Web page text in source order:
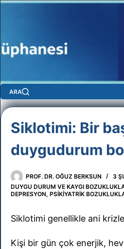
Skip
No
ARA
Siklotimi: Bir
duygudurum
PROF. DR. OĞUZ BERKSUN
3
DUYGU DURUM VE KAYGI
DEPRESYON, PSIKIYATRIK
Siklotimi genellikle ani
Kişi bir gün çok enerjik,